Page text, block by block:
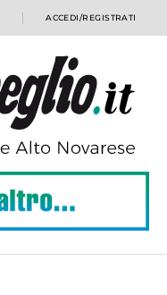
ACCEDI/REGISTRATI